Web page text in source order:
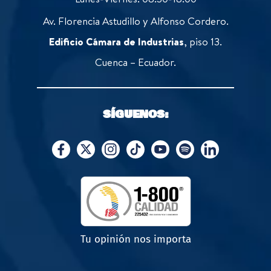
Av. Florencia Astudillo y Alfonso Cordero.
Edificio Cámara de Industrias, piso 13.
Cuenca – Ecuador.
SÍGUENOS:
Tu opinión nos importa